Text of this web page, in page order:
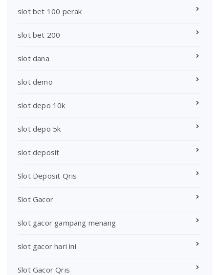
slot bet 100 perak
slot bet 200
slot dana
slot demo
slot depo 10k
slot depo 5k
slot deposit
Slot Deposit Qris
Slot Gacor
slot gacor gampang menang
slot gacor hari ini
Slot Gacor Qris